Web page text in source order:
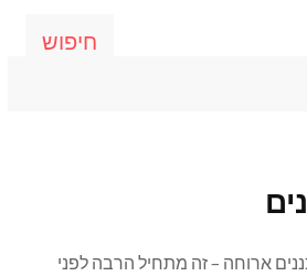
חיפוש
ארוחה – זה מתחיל הרבה לפני